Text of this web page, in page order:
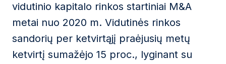
vidutinio kapitalo rinkos startiniai M&A
metai nuo 2020 m. Vidutinės rinkos
sandorių per ketvirtąjį praėjusių metų
ketvirtį sumažėjo 15 proc., lyginant su